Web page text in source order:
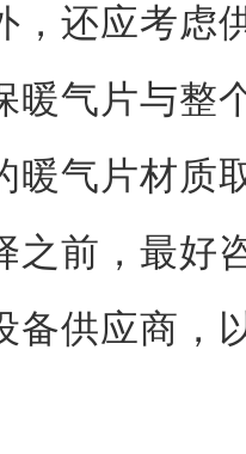
，还应考虑
暖气片与整
暖气片材质
之前，最好
备供应商，